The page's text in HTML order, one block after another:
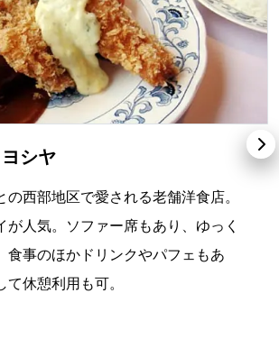
シヤ
の西部地区で愛される老舗洋食店。
が人気。ソファー席もあり、ゆっく
食事のほかドリンクやパフェもあ
休憩利用も可。